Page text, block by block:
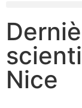
Nice